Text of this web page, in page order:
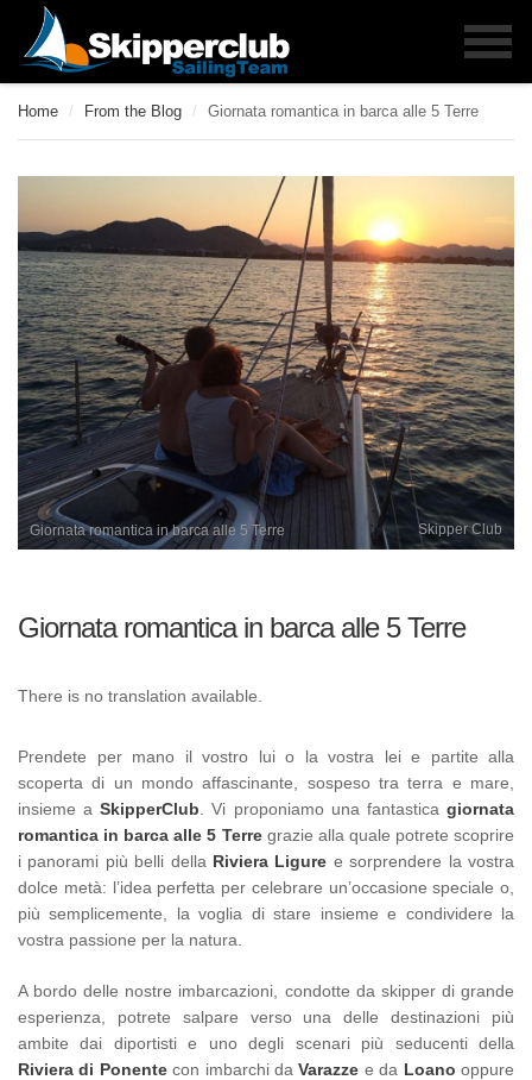
Home / From the Blog / Giornata romantica in barca alle 5 Terre
Giornata romantica in barca alle 5 Terre Skipper Club
Giornata romantica in barca alle 5 Terre
There is no translation available.
Prendete per mano il vostro lui o la vostra lei e partite alla
scoperta di un mondo affascinante, sospeso tra terra e mare,
insieme aSkipperClub . Vi proponiamo una fantasticagiornata
romantica in barca alle 5 Terregrazie alla quale potrete scoprire
i panorami più belli della Riviera Ligure e sorprendere la vostra
dolce metà: l’idea perfetta per celebrare un’occasione speciale o,
più semplicemente, la voglia di stare insieme e condividere la
vostra passione per la natura.
A bordo delle nostre imbarcazioni, condotte da skipper di grande
esperienza, potrete salpare verso una delle destinazioni più
ambite dai diportisti e uno degli scenari più seducenti della
Riviera di Ponentecon imbarchi da Varazze e da Loanooppure